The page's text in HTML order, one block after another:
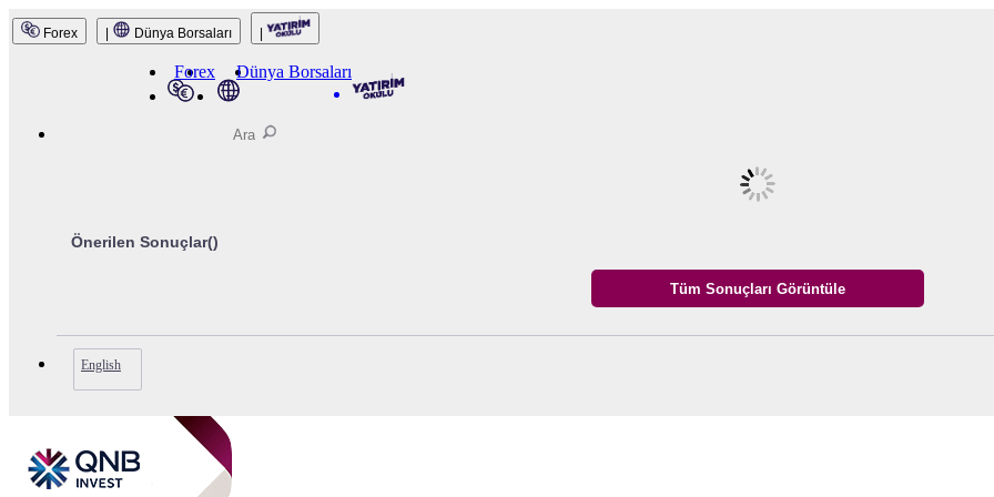
QNB Invest
Forex Dünya Borsaları
Forex Dünya Borsaları
Önerilen Sonuçlar()
English